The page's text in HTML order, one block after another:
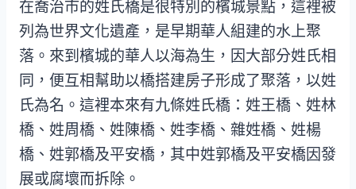
在喬治市的姓氏橋是很特別的檳城景點，這裡被
列為世界文化遺產，是早期華人組建的水上聚
落。來到檳城的華人以海為生，因大部分姓氏相
同，便互相幫助以橋搭建房子形成了聚落，以姓
氏為名。這裡本來有九條姓氏橋：姓王橋、姓林
橋、姓周橋、姓陳橋、姓李橋、雜姓橋、姓楊
橋、姓郭橋及平安橋，其中姓郭橋及平安橋因發
展或腐壞而拆除。